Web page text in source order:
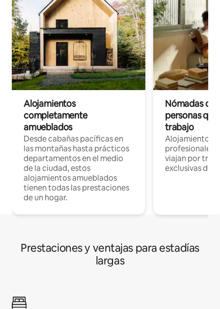
Alojamientos
completamente
amueblados
Desde cabañas pacíficas en
las montañas hasta prácticos
departamentos en el medio
de la ciudad, estos
alojamientos amueblados
tienen todas las prestaciones
de un hogar.
Nómadas
personas
trabajo
Alojamientos
profesionales
viajan por
exclusivas de
Prestaciones y ventajas para estadías
largas